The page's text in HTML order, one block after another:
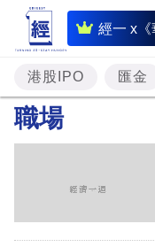
經一 x《
即
時
財
經
資
港股IPO 匯金
職場